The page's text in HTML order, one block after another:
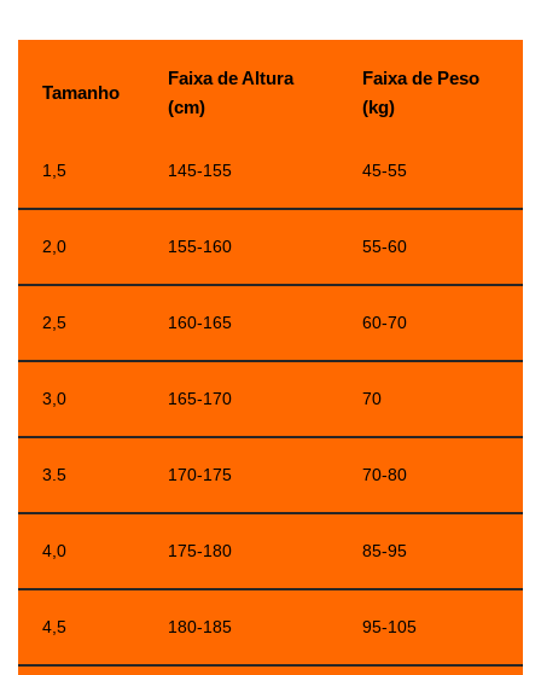
Tamanho
Faixa de Altura
(cm)
Faixa de Peso
(kg)
1,5 145-155 45-55
2,0 155-160 55-60
2,5 160-165 60-70
3,0 165-170 70
3.5 170-175 70-80
4,0 175-180 85-95
4,5 180-185 95-105